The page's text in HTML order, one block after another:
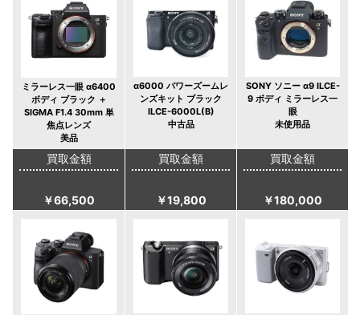
ミラーレス一眼 α6400
ボディ ブラック ＋
SIGMA F1.4 30mm 単
焦点レンズ
美品
α6000 パワーズームレ
ンズキット ブラック
ILCE-6000L(B)
中古品
SONY ソニー α9 ILCE-
9 ボディ ミラーレス一
眼
未使用品
買取金額
￥66,500
買取金額
￥19,800
買取金額
￥180,000